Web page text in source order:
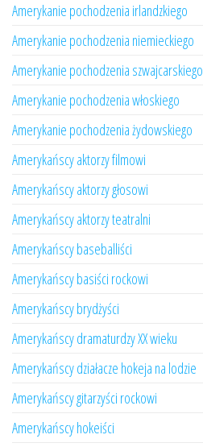
Amerykanie pochodzenia irlandzkiego
Amerykanie pochodzenia niemieckiego
Amerykanie pochodzenia szwajcarskiego
Amerykanie pochodzenia włoskiego
Amerykanie pochodzenia żydowskiego
Amerykańscy aktorzy filmowi
Amerykańscy aktorzy głosowi
Amerykańscy aktorzy teatralni
Amerykańscy baseballiści
Amerykańscy basiści rockowi
Amerykańscy brydżyści
Amerykańscy dramaturdzy XX wieku
Amerykańscy działacze hokeja na lodzie
Amerykańscy gitarzyści rockowi
Amerykańscy hokeiści